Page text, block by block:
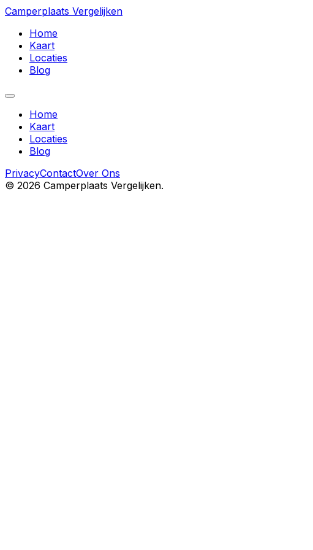
Camperplaats Vergelijken
Home
Kaart
Locaties
Blog
Home
Kaart
Locaties
Blog
PrivacyContactOver Ons
© 2026 Camperplaats Vergelijken.